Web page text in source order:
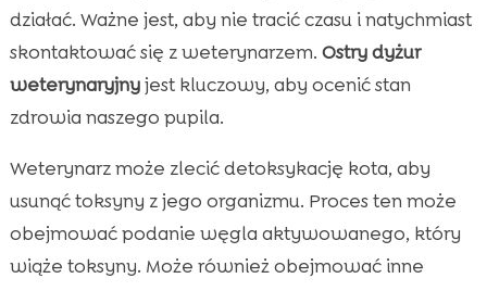
działać. Ważne jest, aby nie tracić czasu i natychmiast
skontaktować się z weterynarzem. Ostry dyżur
weterynaryjnyjest kluczowy, aby ocenić stan
zdrowia naszego pupila.
Weterynarz może zlecić detoksykację kota, aby
usunąć toksyny z jego organizmu. Proces ten może
obejmować podanie węgla aktywowanego, który
wiąże toksyny. Może również obejmować inne